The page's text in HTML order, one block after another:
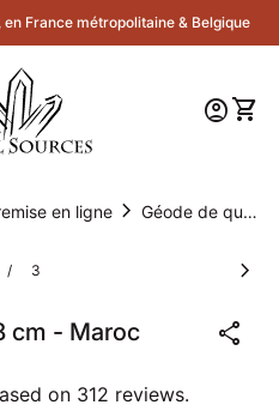
France métropolitaine & Belgique
Compte
account_circle Voir
shopping_cart
en ligne chevron_right Géode de quartz 6 à 8 cm - Maroc
/ 3 chevron_right
cm - Maroc share
on 312 reviews.